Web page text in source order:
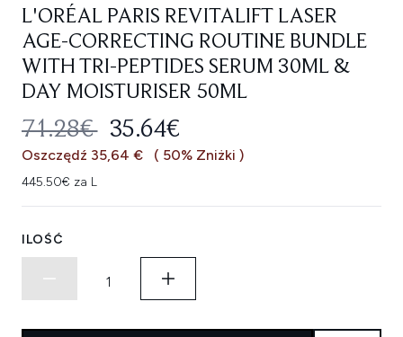
L'ORÉAL PARIS REVITALIFT LASER
AGE-CORRECTING ROUTINE BUNDLE
WITH TRI-PEPTIDES SERUM 30ML &
DAY MOISTURISER 50ML
SUGEROWANA CENA
71.28€ AKTUALNA CENA:
35.64€
Oszczędź 35,64 € ( 50% Zniżki )
445.50€ za L
ILOŚĆ